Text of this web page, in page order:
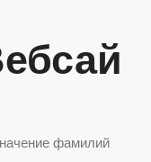
фамилий